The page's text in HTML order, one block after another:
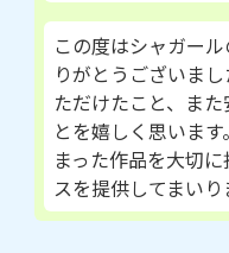
この度はシャガー
りがとうございま
ただけたこと、ま
とを嬉しく思いま
まった作品を大切
スを提供してまいり